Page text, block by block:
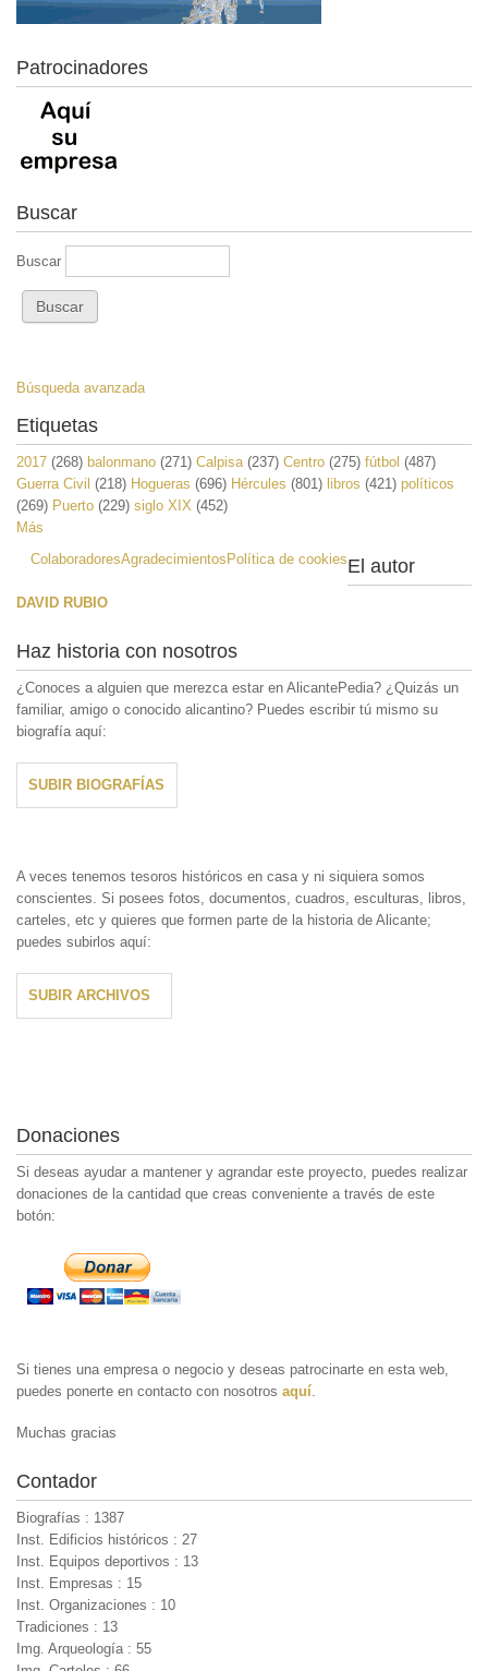
Patrocinadores
Buscar
Buscar
Búsqueda avanzada
Etiquetas
2017 (268) balonmano (271) Calpisa(237) Centro (275) fútbol (487)
Guerra Civil (218) Hogueras (696) Hércules (801) libros (421) políticos
(269) Puerto (229) siglo XIX (452)
Más
ColaboradoresAgradecimientosPolítica de cookiesEl autor
DAVID RUBIO
Haz historia con nosotros
¿Conoces a alguien que merezca estar en AlicantePedia? ¿Quizás un
familiar, amigo o conocido alicantino? Puedes escribir tú mismo su
biografía aquí:
SUBIR BIOGRAFÍAS
A veces tenemos tesoros históricos en casa y ni siquiera somos
conscientes. Si posees fotos, documentos, cuadros, esculturas, libros,
carteles, etc y quieres que formen parte de la historia de Alicante;
puedes subirlos aquí:
SUBIR ARCHIVOS
Donaciones
Si deseas ayudar a mantener y agrandar este proyecto, puedes realizar
donaciones de la cantidad que creas conveniente a través de este
botón:
Si tienes una empresa o negocio y deseas patrocinarte en esta web,
puedes ponerte en contacto con nosotros aquí
Muchas gracias
Contador
Biografías : 1387
Inst. Edificios históricos : 27
Inst. Equipos deportivos : 13
Inst. Empresas : 15
Inst. Organizaciones : 10
Tradiciones : 13
Img. Arqueología : 55